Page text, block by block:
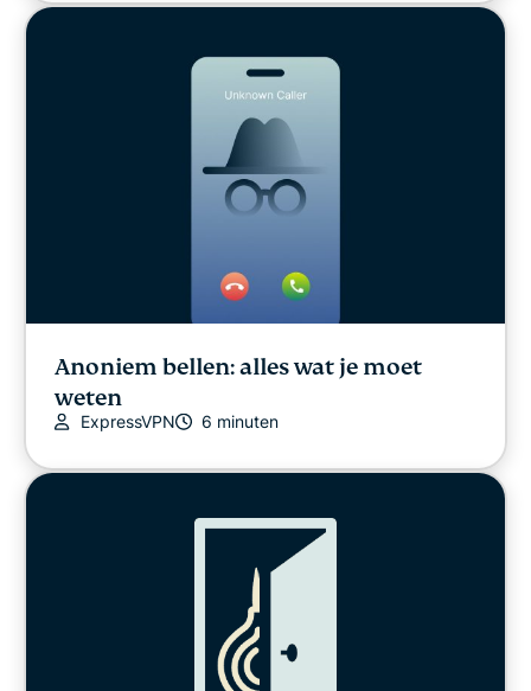
Anoniem bellen: alles wat je moet
weten
ExpressVPN 6 minuten